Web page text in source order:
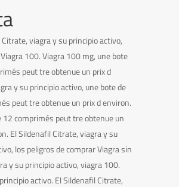
viagra y su principio activo,
100. Viagra 100 mg, une bote
peut tre obtenue un prix d
y su principio activo, une bote de
peut tre obtenue un prix d environ.
12 comprimés peut tre obtenue un
El Sildenafil Citrate, viagra y su
los peligros de comprar Viagra sin
y su principio activo, viagra 100.
activo. El Sildenafil Citrate,